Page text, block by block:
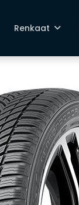
Renkaat